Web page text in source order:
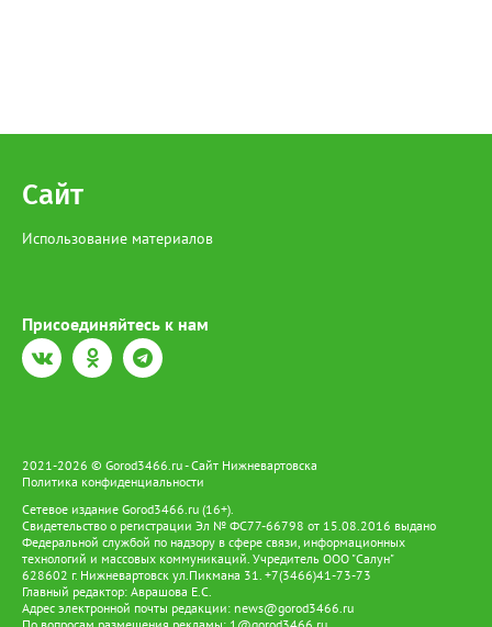
Сайт
Использование материалов
Присоединяйтесь к нам
2021-2026 © Gorod3466.ru - Сайт Нижневартовска
Политика конфиденциальности
Сетевое издание Gorod3466.ru (16+).
Свидетельство о регистрации Эл № ФС77-66798 от 15.08.2016 выдано
Федеральной службой по надзору в сфере связи, информационных
технологий и массовых коммуникаций. Учредитель ООО "Салун"
628602 г. Нижневартовск ул.Пикмана 31. +7(3466)41-73-73
Главный редактор: Аврашова Е.С.
Адрес электронной почты редакции: news@gorod3466.ru